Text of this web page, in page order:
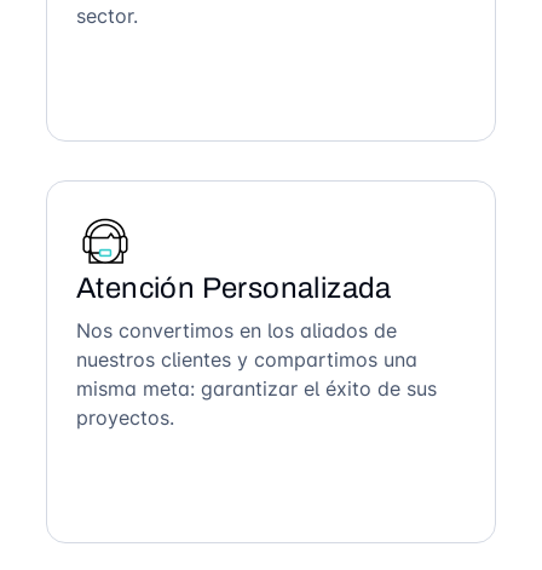
sector.
Atención Personalizada
Nos convertimos en los aliados de
nuestros clientes y compartimos una
misma meta: garantizar el éxito de sus
proyectos.